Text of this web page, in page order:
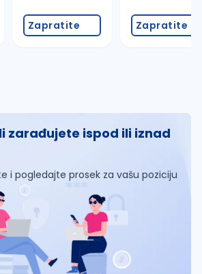
Zapratite Zapratite
zarađujete ispod ili iznad
i pogledajte prosek za vašu poziciju